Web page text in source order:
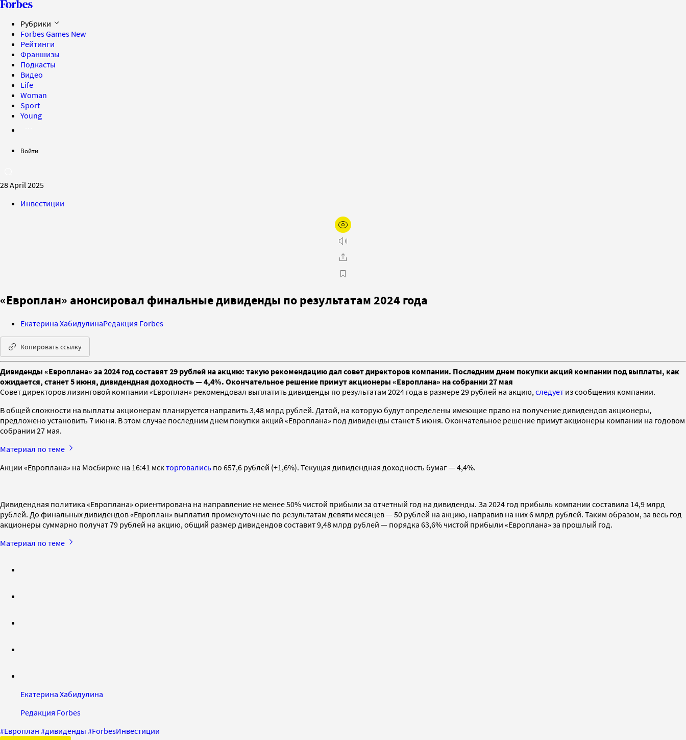
Рубрики
Forbes Games New
Рейтинги
Франшизы
Подкасты
Видео
Life
Woman
Sport
Young
Войти
28 April 2025
Инвестиции
«Европлан» анонсировал финальные дивиденды по результатам 2024 года
Екатерина ХабидулинаРедакция Forbes
Копировать ссылку
Дивиденды «Европлана» за 2024 год составят 29 рублей на акцию: такую рекомендацию дал совет директоров компании. Последним днем покупки акций компании под выплаты, как
ожидается, станет 5 июня, дивидендная доходность — 4,4%. Окончательное решение примут акционеры «Европлана» на собрании 27 мая
Совет директоров лизинговой компании «Европлан» рекомендовал выплатить дивиденды по результатам 2024 года в размере 29 рублей на акцию, следует из сообщения компании.
В общей сложности на выплаты акционерам планируется направить 3,48 млрд рублей. Датой, на которую будут определены имеющие право на получение дивидендов акционеры,
предложено установить 7 июня. В этом случае последним днем покупки акций «Европлана» под дивиденды станет 5 июня. Окончательное решение примут акционеры компании на годовом
собрании 27 мая.
Материал по теме
Акции «Европлана» на Мосбирже на 16:41 мскторговались по 657,6 рублей (+1,6%). Текущая дивидендная доходность бумаг — 4,4%.
Дивидендная политика «Европлана» ориентирована на направление не менее 50% чистой прибыли за отчетный год на дивиденды. За 2024 год прибыль компании составила 14,9 млрд
рублей. До финальных дивидендов «Европлан» выплатил промежуточные по результатам девяти месяцев — 50 рублей на акцию, направив на них 6 млрд рублей. Таким образом, за весь год
акционеры суммарно получат 79 рублей на акцию, общий размер дивидендов составит 9,48 млрд рублей — порядка 63,6% чистой прибыли «Европлана» за прошлый год.
Материал по теме
Екатерина Хабидулина
Редакция Forbes
#Европлан #дивиденды #ForbesИнвестиции